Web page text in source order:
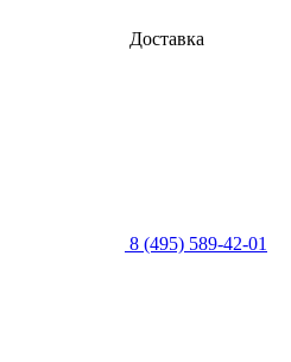
Доставка
8 (495) 589-42-01